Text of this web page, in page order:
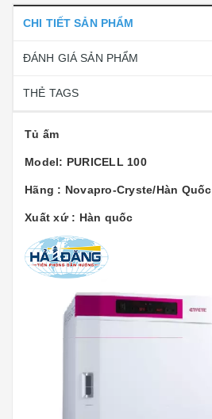
CHI TIẾT SẢN PHẨM
ĐÁNH GIÁ SẢN PHẨM
THẺ TAGS
Tủ ấm
Model: PURICELL 100
Hãng : Novapro-Cryste/Hàn Quốc
Xuất xứ : Hàn quốc